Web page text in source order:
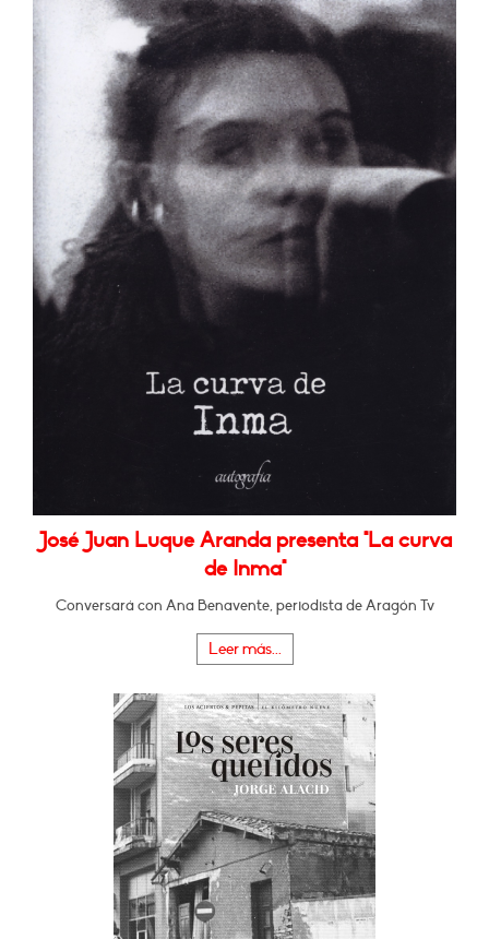
José Juan Luque Aranda presenta "La curva
de Inma"
Conversará con Ana Benavente, periodista de Aragón Tv
Leer más...